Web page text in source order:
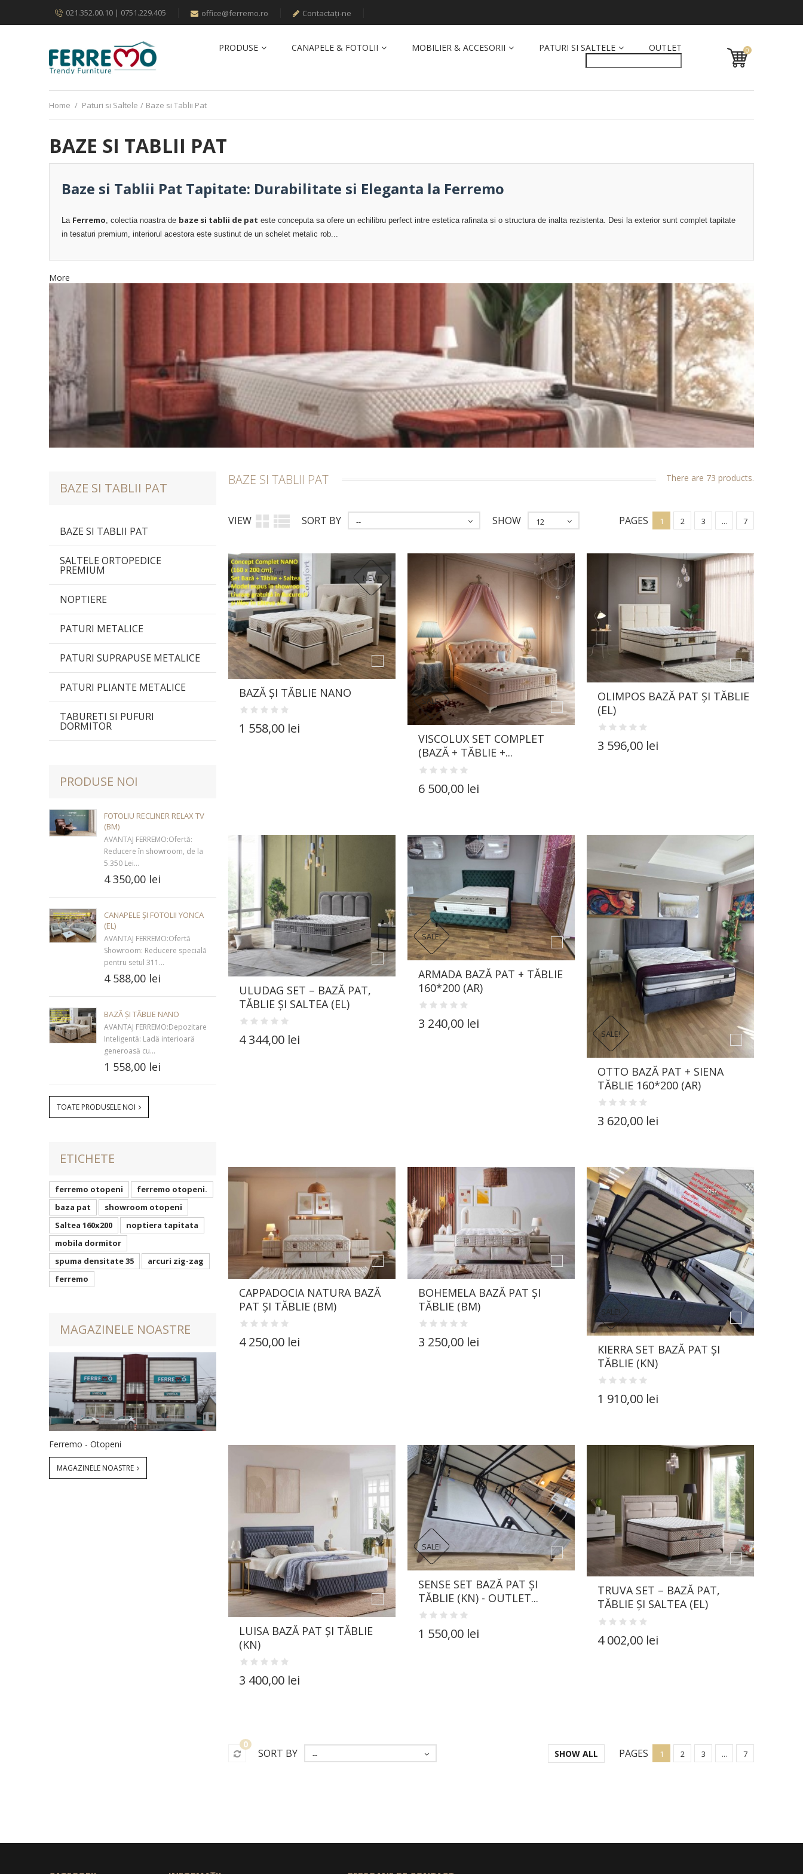
021.352.00.10 | 0751.229.405 office@ferremo.ro Contactați-ne
PRODUSE CANAPELE & FOTOLII MOBILIER & ACCESORII PATURI SI SALTELE OUTLET 0
Home / Paturi si Saltele / Baze si Tablii Pat
BAZE SI TABLII PAT
Baze si Tablii Pat Tapitate: Durabilitate si Eleganta la Ferremo
La Ferremo, colectia noastra de baze si tablii de pat este conceputa sa ofere un echilibru perfect intre estetica rafinata si o structura de inalta rezistenta. Desi la exterior sunt complet tapitate
in tesaturi premium, interiorul acestora este sustinut de un schelet metalic rob...
More
BAZE SI TABLII PAT
BAZE SI TABLII PAT
SALTELE ORTOPEDICE
PREMIUM
NOPTIERE
PATURI METALICE
PATURI SUPRAPUSE METALICE
PATURI PLIANTE METALICE
TABURETI SI PUFURI
DORMITOR
PRODUSE NOI
FOTOLIU RECLINER RELAX TV
(BM)
AVANTAJ FERREMO:Ofertă:
Reducere în showroom, de la
5.350 Lei...
4 350,00 lei
CANAPELE ȘI FOTOLII YONCA
(EL)
AVANTAJ FERREMO:Ofertă
Showroom: Reducere specială
pentru setul 311...
4 588,00 lei
BAZĂ ȘI TĂBLIE NANO
AVANTAJ FERREMO:Depozitare
Inteligentă: Ladă interioară
generoasă cu...
1 558,00 lei
TOATE PRODUSELE NOI
ETICHETE
ferremo otopeni
ferremo otopeni.
baza pat
showroom otopeni
Saltea 160x200
noptiera tapitata
mobila dormitor
spuma densitate 35
arcuri zig-zag
ferremo
MAGAZINELE NOASTRE
Ferremo - Otopeni
MAGAZINELE NOASTRE
BAZE SI TABLII PAT There are 73 products.
VIEW SORT BY -- SHOW 12 PAGES 1 2 3 ... 7
NEW
BAZĂ ȘI TĂBLIE NANO
1 558,00 lei
SALE!
VISCOLUX SET COMPLET
(BAZĂ + TĂBLIE +...
6 500,00 lei
OLIMPOS BAZĂ PAT ȘI TĂBLIE
(EL)
3 596,00 lei
ULUDAG SET – BAZĂ PAT,
TĂBLIE ȘI SALTEA (EL)
4 344,00 lei
SALE!
ARMADA BAZĂ PAT + TĂBLIE
160*200 (AR)
3 240,00 lei
SALE!
OTTO BAZĂ PAT + SIENA
TĂBLIE 160*200 (AR)
3 620,00 lei
CAPPADOCIA NATURA BAZĂ
PAT ȘI TĂBLIE (BM)
4 250,00 lei
BOHEMELA BAZĂ PAT ȘI
TĂBLIE (BM)
3 250,00 lei
SALE!
KIERRA SET BAZĂ PAT ȘI
TĂBLIE (KN)
1 910,00 lei
LUISA BAZĂ PAT ȘI TĂBLIE
(KN)
3 400,00 lei
SALE!
SENSE SET BAZĂ PAT ȘI
TĂBLIE (KN) - OUTLET...
1 550,00 lei
TRUVA SET – BAZĂ PAT,
TĂBLIE ȘI SALTEA (EL)
4 002,00 lei
0
SORT BY -- SHOW ALL PAGES 1 2 3 ... 7